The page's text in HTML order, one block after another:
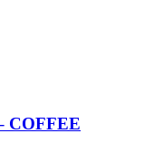
COFFEE